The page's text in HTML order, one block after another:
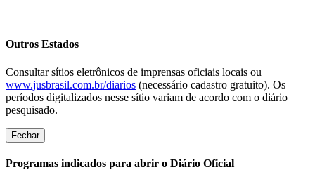
Outros Estados
Consultar sítios eletrônicos de imprensas oficiais locais ou
www.jusbrasil.com.br/diarios (necessário cadastro gratuito). Os
períodos digitalizados nesse sítio variam de acordo com o diário
pesquisado.
Fechar
Programas indicados para abrir o Diário Oficial